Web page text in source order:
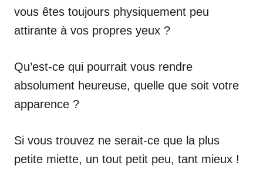
vous êtes toujours physiquement peu
attirante à vos propres yeux ?
Qu’est-ce qui pourrait vous rendre
absolument heureuse, quelle que soit votre
apparence ?
Si vous trouvez ne serait-ce que la plus
petite miette, un tout petit peu, tant mieux !